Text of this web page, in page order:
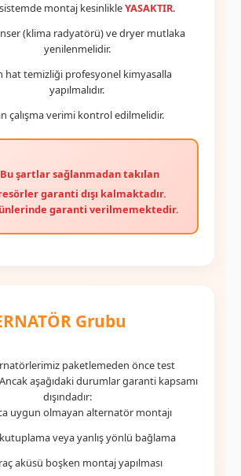
montaj kesinlikleYASAKTIR.
(klima radyatörü) ve dryer mutlaka
yenilenmelidir.
hat temizliği profesyonel kimyasalla
yapılmalıdır.
çalışma verimi kontrol edilmelidir.
Bu şartlar sağlanmadan takılan
garanti dışı kalmaktadır.
garanti verilmemektedir.
Grubu
paketlemeden önce test
aşağıdaki durumlar garanti kapsamı
dışındadır:
uygun olmayan alternatör montajı
veya yanlış yönlü bağlama
aküsü boşken montaj yapılması